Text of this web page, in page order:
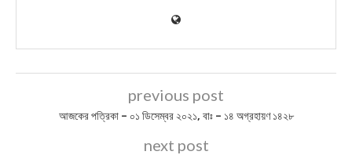
previous post
আজকের পত্রিকা – ০১ ডিসেম্বর ২০২১, বাঃ – ১৪ অগ্রহায়ণ ১৪২৮
next post